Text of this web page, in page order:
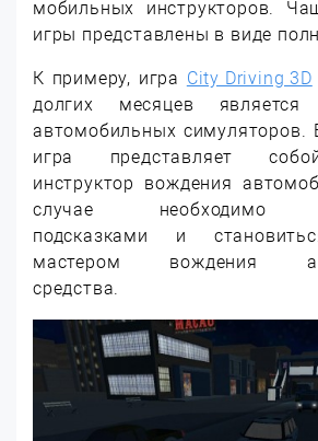
мобильных инструкторов.
игры представлены в виде
К примеру, игра City Driving 3D
долгих месяцев
автомобильных симуляторов.
игра представляет
инструктор вождения
случае необходимо
подсказками и
мастером вождения
средства.